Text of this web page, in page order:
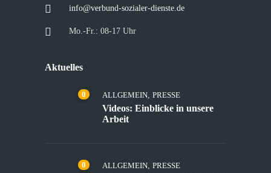
info@verbund-sozialer-dienste.de
Mo.-Fr.: 08-17 Uhr
Aktuelles
0 ALLGEMEIN, PRESSE
Videos: Einblicke in unsere
Arbeit
0 ALLGEMEIN, PRESSE